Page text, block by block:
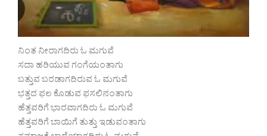
ನಿಂತ ನೀರಾಗದಿರು ಓ ಮಗುವೆ
ಸದಾ ಹರಿಯುವ ಗಂಗೆಯಂತಾಗು
ಬತ್ತುವ ಬರಡಾಗದಿರುವ ಓ ಮಗುವೆ
ಭತ್ತದ ಫಲ ಕೊಡುವ ಫಸಲಿನಂತಾಗು
ಹೆತ್ತವರಿಗೆ ಭಾರವಾಗದಿರು ಓ ಮಗುವೆ
ಹೆತ್ತವರಿಗೆ ಬಾಯಿಗೆ ತುತ್ತು ಇಡುವಂತಾಗು